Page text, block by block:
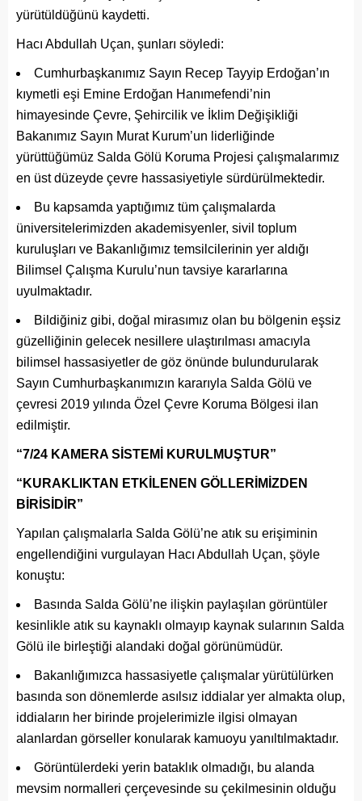
yürütüldüğünü kaydetti.
Hacı Abdullah Uçan, şunları söyledi:
Cumhurbaşkanımız Sayın Recep Tayyip Erdoğan’ın
kıymetli eşi Emine Erdoğan Hanımefendi’nin
himayesinde Çevre, Şehircilik ve İklim Değişikliği
Bakanımız Sayın Murat Kurum’un liderliğinde
yürüttüğümüz Salda Gölü Koruma Projesi çalışmalarımız
en üst düzeyde çevre hassasiyetiyle sürdürülmektedir.
Bu kapsamda yaptığımız tüm çalışmalarda
üniversitelerimizden akademisyenler, sivil toplum
kuruluşları ve Bakanlığımız temsilcilerinin yer aldığı
Bilimsel Çalışma Kurulu’nun tavsiye kararlarına
uyulmaktadır.
Bildiğiniz gibi, doğal mirasımız olan bu bölgenin eşsiz
güzelliğinin gelecek nesillere ulaştırılması amacıyla
bilimsel hassasiyetler de göz önünde bulundurularak
Sayın Cumhurbaşkanımızın kararıyla Salda Gölü ve
çevresi 2019 yılında Özel Çevre Koruma Bölgesi ilan
edilmiştir.
“7/24 KAMERA SİSTEMİ KURULMUŞTUR”
“KURAKLIKTAN ETKİLENEN GÖLLERİMİZDEN
BİRİSİDİR”
Yapılan çalışmalarla Salda Gölü’ne atık su erişiminin
engellendiğini vurgulayan Hacı Abdullah Uçan, şöyle
konuştu:
Basında Salda Gölü’ne ilişkin paylaşılan görüntüler
kesinlikle atık su kaynaklı olmayıp kaynak sularının Salda
Gölü ile birleştiği alandaki doğal görünümüdür.
Bakanlığımızca hassasiyetle çalışmalar yürütülürken
basında son dönemlerde asılsız iddialar yer almakta olup,
iddiaların her birinde projelerimizle ilgisi olmayan
alanlardan görseller konularak kamuoyu yanıltılmaktadır.
Görüntülerdeki yerin bataklık olmadığı, bu alanda
mevsim normalleri çerçevesinde su çekilmesinin olduğu